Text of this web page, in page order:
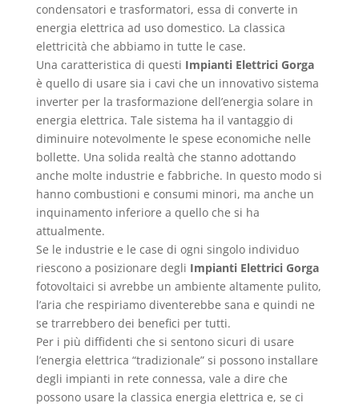
condensatori e trasformatori, essa di converte in
energia elettrica ad uso domestico. La classica
elettricità che abbiamo in tutte le case.
Una caratteristica di questi Impianti Elettrici Gorga
è quello di usare sia i cavi che un innovativo sistema
inverter per la trasformazione dell’energia solare in
energia elettrica. Tale sistema ha il vantaggio di
diminuire notevolmente le spese economiche nelle
bollette. Una solida realtà che stanno adottando
anche molte industrie e fabbriche. In questo modo si
hanno combustioni e consumi minori, ma anche un
inquinamento inferiore a quello che si ha
attualmente.
Se le industrie e le case di ogni singolo individuo
riescono a posizionare degli Impianti Elettrici Gorga
fotovoltaici si avrebbe un ambiente altamente pulito,
l’aria che respiriamo diventerebbe sana e quindi ne
se trarrebbero dei benefici per tutti.
Per i più diffidenti che si sentono sicuri di usare
l’energia elettrica “tradizionale” si possono installare
degli impianti in rete connessa, vale a dire che
possono usare la classica energia elettrica e, se ci